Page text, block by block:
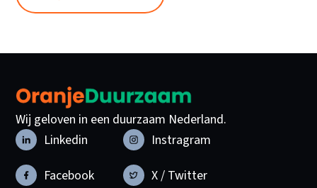
Wij geloven in een duurzaam Nederland.
Linkedin
Instragram
Facebook
X / Twitter